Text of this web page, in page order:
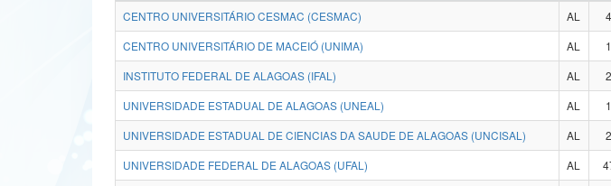
CENTRO UNIVERSITÁRIO CESMAC (CESMAC)
AL 4
CENTRO UNIVERSITÁRIO DE MACEIÓ (UNIMA)
AL 1
INSTITUTO FEDERAL DE ALAGOAS (IFAL)
AL 2
UNIVERSIDADE ESTADUAL DE ALAGOAS (UNEAL)
AL 1
UNIVERSIDADE ESTADUAL DE CIENCIAS DA SAUDE DE ALAGOAS (UNCISAL)
AL 2
UNIVERSIDADE FEDERAL DE ALAGOAS (UFAL)
AL